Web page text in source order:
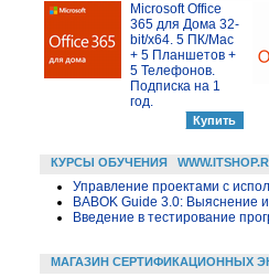
Microsoft Office
365 для Дома 32-
bit/x64. 5 ПК/Mac
+ 5 Планшетов +
5 Телефонов.
Подписка на 1
год.
КУРСЫ ОБУЧЕНИЯ
Управление проектами с
BABOK Guide 3.0: Выяснение
Введение в тестирование
МАГАЗИН СЕРТИФИКАЦИОННЫХ